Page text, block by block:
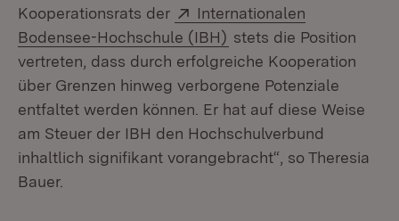
Kooperationsrats der
Extern:
Internationalen
Bodensee-Hochschule (IBH) (Öffnet in neuem
stets die Position
vertreten, dass durch erfolgreiche Kooperation
über Grenzen hinweg verborgene Potenziale
entfaltet werden können. Er hat auf diese Weise
am Steuer der IBH den Hochschulverbund
inhaltlich signifikant vorangebracht“, so Theresia
Bauer.